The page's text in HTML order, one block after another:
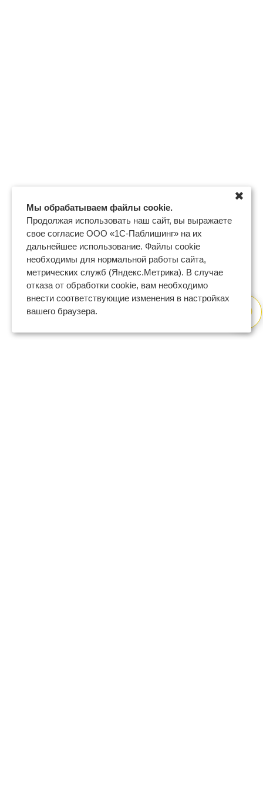
Мы обрабатываем файлы cookie.
Продолжая использовать наш сайт, вы выражаете
свое согласие ООО «1С-Паблишинг» на их
дальнейшее использование. Файлы cookie
необходимы для нормальной работы сайта,
метрических служб (Яндекс.Метрика). В случае
отказа от обработки cookie, вам необходимо
внести соответствующие изменения в настройках
вашего браузера.
✖